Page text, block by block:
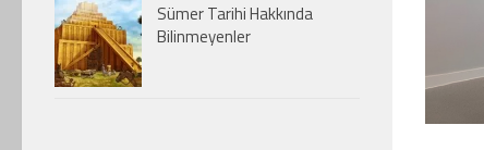
Sümer Tarihi Hakkında
Bilinmeyenler